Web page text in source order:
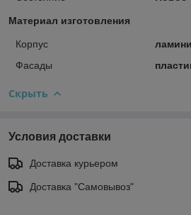
Материал изготовления
Корпус
Фасады
Скрыть
Условия доставки
Доставка курьером
Доставка "Самовывоз"